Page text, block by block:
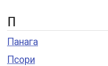
П
Панага
Псори